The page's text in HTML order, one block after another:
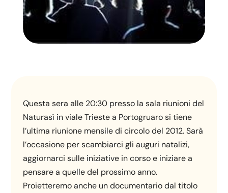
Questa sera alle 20:30 presso la sala riunioni del
Naturasì in viale Trieste a Portogruaro si tiene
l’ultima riunione mensile di circolo del 2012. Sarà
l’occasione per scambiarci gli auguri natalizi,
aggiornarci sulle iniziative in corso e iniziare a
pensare a quelle del prossimo anno.
Proietteremo anche un documentario dal titolo